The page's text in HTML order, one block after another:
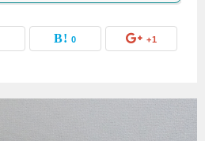
0 +1